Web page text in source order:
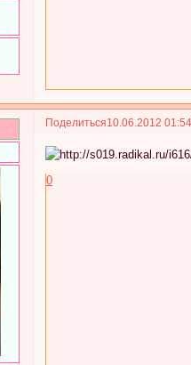
Поделиться10.06.2012
0